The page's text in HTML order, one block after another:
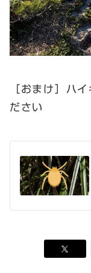
［おまけ］ハ
ださい